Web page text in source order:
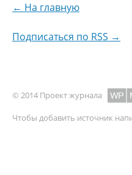
← На главную
Подписаться по RSS →
© 2014 Проект журнала
Чтобы добавить источник